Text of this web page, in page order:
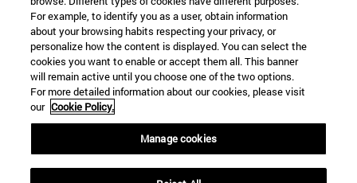
© Universidad de Navarra
Información legal
Accesibilidad
Configuración de cookies
Localizador de campus
For example, to identify you as a user, obtain information
about your browsing habits respecting your privacy, or
personalize how the content is displayed. You can select the
cookies you want to enable or accept them all. This banner
will remain active until you choose one of the two options.
For more detailed information about our cookies, please visit
our Cookie Policy.
Manage cookies